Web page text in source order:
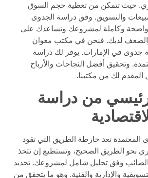
حيث تتمكن من تغطية حجم السوق
والتسويق. وفق دراسة الجدوى
وكاملة لمشروعك وتساعدك على
والضعف لديك. فنحن في مكتب معوان
جدوى في الإمارات. يوفر لك دراسة
وتحقيق أفضل النجاحات والأرباح
المقدم لك من مكتبنا.
من دراسة
المعتمدة تعد خارطة الطريق التي تقود
نحو الطريق الصحيح، وتستطيع إن تتخذ
الصائب وفق تحليل شامل لمشروعك. تحديد
والإدارية والفنية. وهو ما يتحقق من